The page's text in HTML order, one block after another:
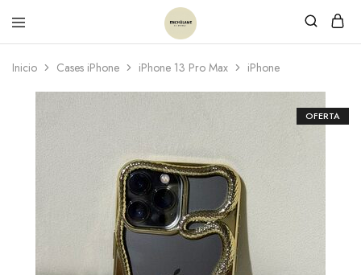
Inicio Cases iPhone iPhone 13 Pro Max iPhone
OFERTA